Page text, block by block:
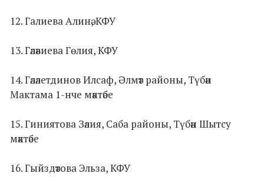
12. Галиева Алинә, КФУ
13. Гәләвиева Гөлия, КФУ
14. Гәләлетдинов Илсаф, Әлмәт районы, Түбән
Мактама 1-нче мәктәбе
15. Гиниятова Зәлия, Саба районы, Түбән Шытсу
мәктәбе
16. Гыйздәтова Эльза, КФУ